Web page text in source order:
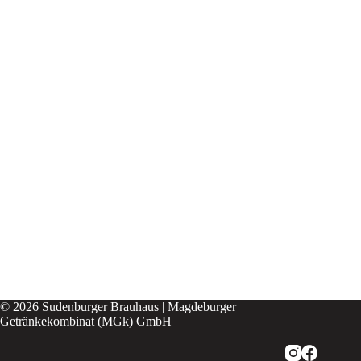
© 2026 Sudenburger Brauhaus | Magdeburger
Getränkekombinat (MGk) GmbH